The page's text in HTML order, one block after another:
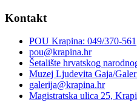
Kontakt
POU Krapina: 049/370-561
pou@krapina.hr
Šetalište hrvatskog
Muzej Ljudevita Gaja/
galerija@krapina.hr
Magistratska ulica 25,